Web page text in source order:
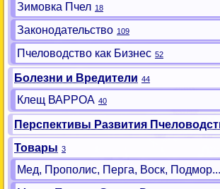
Зимовка Пчел 18
Законодательство 109
Пчеловодство как Бизнес 52
Болезни и Вредители 44
Клещ ВАРРОА 40
Перспективы Развития
Товары 3
Мед, Прополис, Перга, Воск, Подмор...